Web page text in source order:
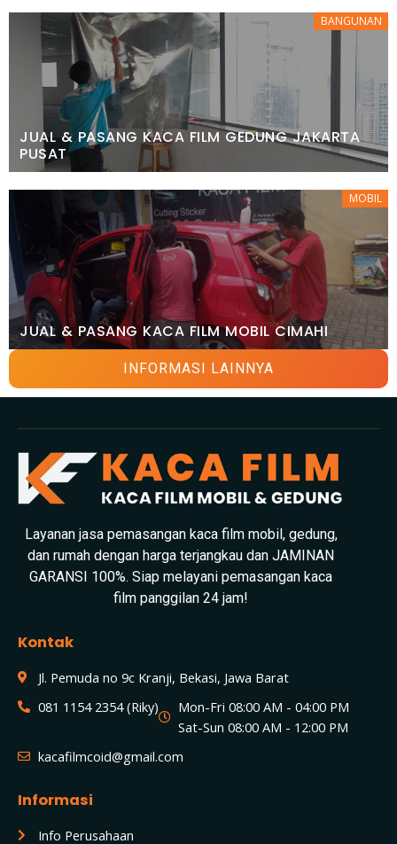
BANGUNAN
JUAL & PASANG KACA FILM GEDUNG JAKARTA
PUSAT
MOBIL
JUAL & PASANG KACA FILM MOBIL CIMAHI
INFORMASI LAINNYA
Layanan jasa pemasangan kaca film mobil, gedung,
dan rumah dengan harga terjangkau dan JAMINAN
GARANSI 100%. Siap melayani pemasangan kaca
film panggilan 24 jam!
Kontak
Jl. Pemuda no 9c Kranji, Bekasi, Jawa Barat
081 1154 2354 (Riky)
Mon-Fri 08:00 AM - 04:00 PM
Sat-Sun 08:00 AM - 12:00 PM
kacafilmcoid@gmail.com
Informasi
Info Perusahaan